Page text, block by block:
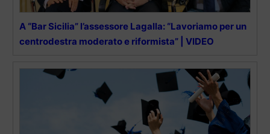
A “Bar Sicilia” l’assessore Lagalla: “Lavoriamo per un
centrodestra moderato e riformista” | VIDEO